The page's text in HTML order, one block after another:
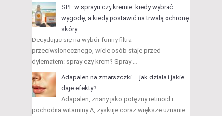
SPF w sprayu czy kremie: kiedy wybrać
wygodę, a kiedy postawić na trwałą ochronę
skóry
Decydując się na wybór formy filtra
przeciwsłonecznego, wiele osób staje przed
dylematem: spray czy krem? Spray …
Adapalen na zmarszczki – jak działa i jakie
daje efekty?
Adapalen, znany jako potężny retinoid i
pochodna witaminy A, zyskuje coraz większe uznanie